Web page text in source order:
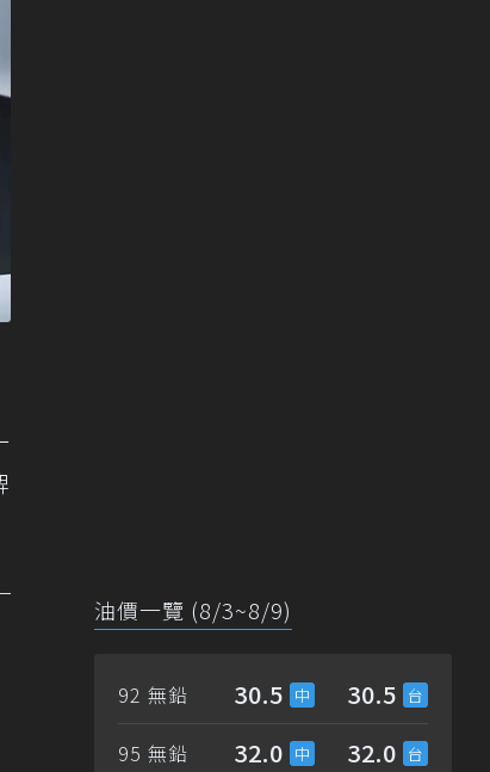
油價一覽 (8/3~8/9)
92 無鉛 30.5 30.5
95 無鉛 32.0 32.0